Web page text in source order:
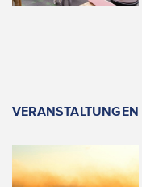
VERANSTALTUNGEN